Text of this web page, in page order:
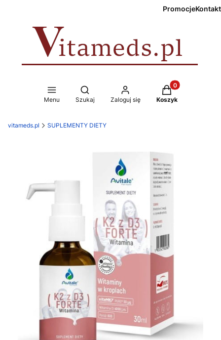
PromocjeKontakt
Menu
Otwórz wyszukiwarkę
Szukaj Zaloguj się
Produkty w
Koszyk
vitameds.pl SUPLEMENTY DIETY